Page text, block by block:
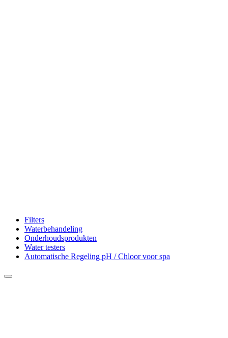
Filters
Waterbehandeling
Onderhoudsprodukten
Water testers
Automatische Regeling pH / Chloor voor spa